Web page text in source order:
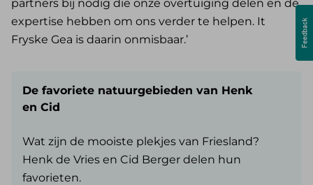
partners bij nodig die onze overtuiging delen en de
expertise hebben om ons verder te helpen. It
Fryske Gea is daarin onmisbaar.’
De favoriete natuurgebieden van Henk
en Cid
Wat zijn de mooiste plekjes van Friesland?
Henk de Vries en Cid Berger delen hun
favorieten.